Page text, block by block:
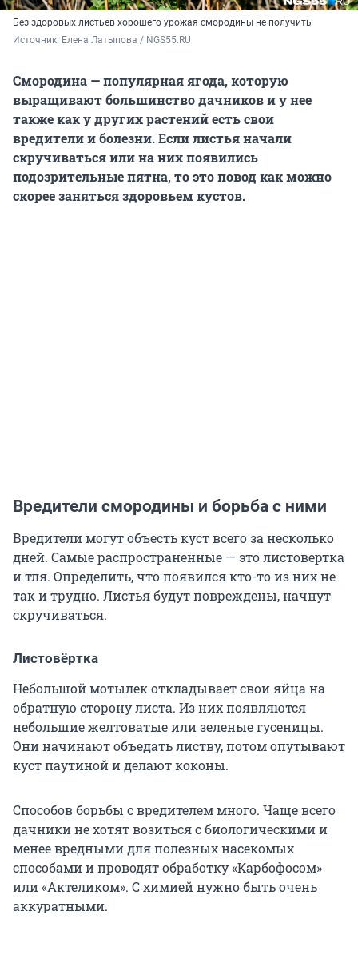
Без здоровых листьев хорошего урожая смородины не получить
Источник: Елена Латыпова / NGS55.RU
Смородина — популярная ягода, которую
выращивают большинство дачников и у нее
также как у других растений есть свои
вредители и болезни. Если листья начали
скручиваться или на них появились
подозрительные пятна, то это повод как можно
скорее заняться здоровьем кустов.
Вредители смородины и борьба с ними
Вредители могут объесть куст всего за несколько
дней. Самые распространенные — это листовертка
и тля. Определить, что появился кто-то из них не
так и трудно. Листья будут повреждены, начнут
скручиваться.
Листовёртка
Небольшой мотылек откладывает свои яйца на
обратную сторону листа. Из них появляются
небольшие желтоватые или зеленые гусеницы.
Они начинают объедать листву, потом опутывают
куст паутиной и делают коконы.
Способов борьбы с вредителем много. Чаще всего
дачники не хотят возиться с биологическими и
менее вредными для полезных насекомых
способами и проводят обработку «Карбофосом»
или «Актеликом». С химией нужно быть очень
аккуратными.